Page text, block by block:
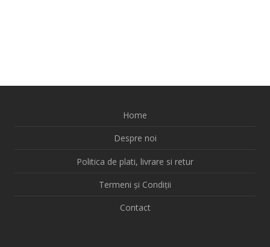
Home
Despre noi
Politica de plati, livrare si retur
Termeni și Condiții
Contact